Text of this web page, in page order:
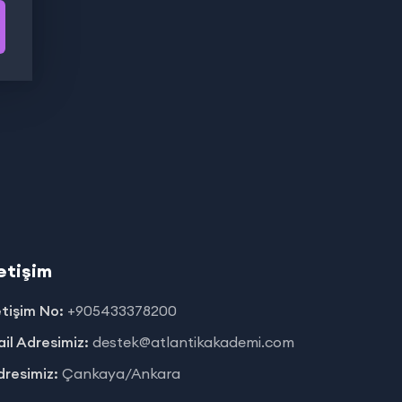
No: +905433378200
Adresimiz: destek@atlantikakademi.com
Çankaya/Ankara